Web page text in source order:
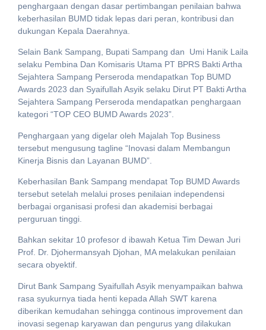
penghargaan dengan dasar pertimbangan penilaian bahwa
keberhasilan BUMD tidak lepas dari peran, kontribusi dan
dukungan Kepala Daerahnya.
Selain Bank Sampang, Bupati Sampang dan Umi Hanik Laila
selaku Pembina Dan Komisaris Utama PT BPRS Bakti Artha
Sejahtera Sampang Perseroda mendapatkan Top BUMD
Awards 2023 dan Syaifullah Asyik selaku Dirut PT Bakti Artha
Sejahtera Sampang Perseroda mendapatkan penghargaan
kategori “TOP CEO BUMD Awards 2023”.
Penghargaan yang digelar oleh Majalah Top Business
tersebut mengusung tagline “Inovasi dalam Membangun
Kinerja Bisnis dan Layanan BUMD”.
Keberhasilan Bank Sampang mendapat Top BUMD Awards
tersebut setelah melalui proses penilaian independensi
berbagai organisasi profesi dan akademisi berbagai
perguruan tinggi.
Bahkan sekitar 10 profesor d ibawah Ketua Tim Dewan Juri
Prof. Dr. Djohermansyah Djohan, MA melakukan penilaian
secara obyektif.
Dirut Bank Sampang Syaifullah Asyik menyampaikan bahwa
rasa syukurnya tiada henti kepada Allah SWT karena
diberikan kemudahan sehingga continous improvement dan
inovasi segenap karyawan dan pengurus yang dilakukan